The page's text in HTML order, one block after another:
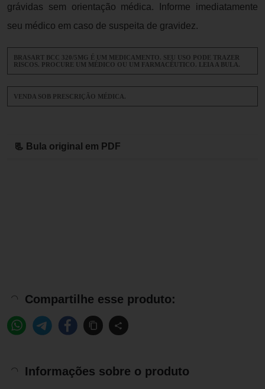
grávidas sem orientação médica. Informe imediatamente
seu médico em caso de suspeita de gravidez.
BRASART BCC 320/5MG É UM MEDICAMENTO. SEU USO PODE TRAZER
RISCOS. PROCURE UM MÉDICO OU UM FARMACÊUTICO. LEIA A BULA.
VENDA SOB PRESCRIÇÃO MÉDICA.
📃 Bula original em PDF
Compartilhe esse produto:
Informações sobre o produto